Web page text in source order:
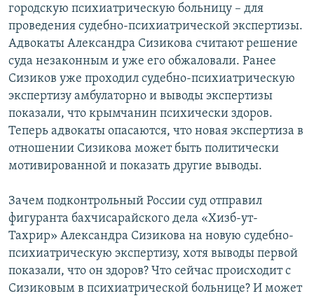
городскую психиатрическую больницу – для
проведения судебно-психиатрической экспертизы.
Адвокаты Александра Сизикова считают решение
суда незаконным и уже его обжаловали. Ранее
Сизиков уже проходил судебно-психиатрическую
экспертизу амбулаторно и выводы экспертизы
показали, что крымчанин психически здоров.
Теперь адвокаты опасаются, что новая экспертиза в
отношении Сизикова может быть политически
мотивированной и показать другие выводы.
Зачем подконтрольный России суд отправил
фигуранта бахчисарайского дела «Хизб-ут-
Тахрир» Александра Сизикова на новую судебно-
психиатрическую экспертизу, хотя выводы первой
показали, что он здоров? Что сейчас происходит с
Сизиковым в психиатрической больнице? И может